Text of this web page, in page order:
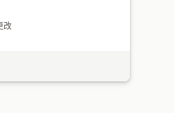
改